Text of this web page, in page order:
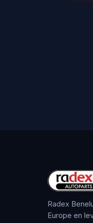
Radex
Europe en